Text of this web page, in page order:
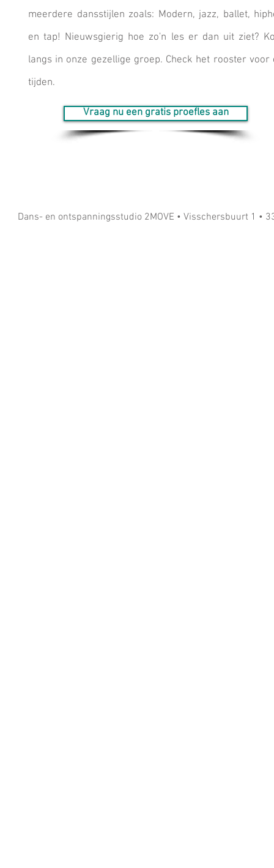
meerdere dansstijlen zoals: Modern, jazz, ballet,
en tap! Nieuwsgierig hoe zo'n les er dan uit ziet?
langs in onze gezellige groep. Check het rooster voor
tijden.
Vraag nu een gratis proefles aan
Dans- en ontspanningsstudio 2MOVE • Visschersbuurt 1 •